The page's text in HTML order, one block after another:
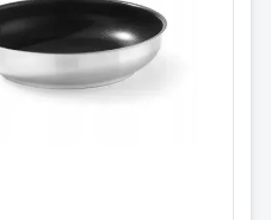
Stekepanne med teflon
⌀240 x45 mm.